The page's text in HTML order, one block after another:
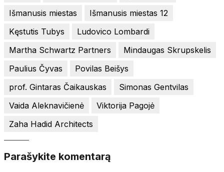
Išmanusis miestas
Išmanusis miestas 12
Kęstutis Tubys
Ludovico Lombardi
Martha Schwartz Partners
Mindaugas Skrupskelis
Paulius Čyvas
Povilas Beišys
prof. Gintaras Čaikauskas
Simonas Gentvilas
Vaida Aleknavičienė
Viktorija Pagojė
Zaha Hadid Architects
Parašykite komentarą